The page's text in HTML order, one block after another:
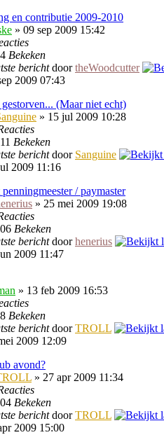
en contributie 2009-2010
» 09 sep 2009 15:42
Bekeken
berichtdoortheWoodcutter
2009 07:43
(Maar niet echt)
» 15 jul 2009 10:28
Bekeken
berichtdoor Sanguine
2009 11:16
/ paymaster
» 25 mei 2009 19:08
Bekeken
berichtdoorhenerius
2009 11:47
» 13 feb 2009 16:53
Bekeken
berichtdoorTROLL
2009 12:09
avond?
» 27 apr 2009 11:34
Bekeken
berichtdoorTROLL
2009 15:00